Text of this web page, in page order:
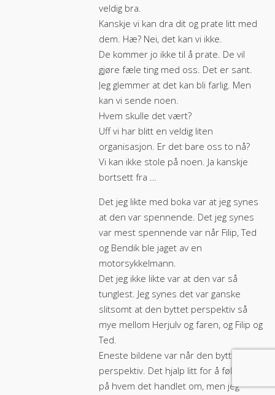
veldig bra.
Kanskje vi kan dra dit og prate litt med
dem. Hæ? Nei, det kan vi ikke.
De kommer jo ikke til å prate. De vil
gjøre fæle ting med oss. Det er sant.
Jeg glemmer at det kan bli farlig. Men
kan vi sende noen.
Hvem skulle det vært?
Uff vi har blitt en veldig liten
organisasjon. Er det bare oss to nå?
Vi kan ikke stole på noen. Ja kanskje
bortsett fra …
Det jeg likte med boka var at jeg synes
at den var spennende. Det jeg synes
var mest spennende var når Filip, Ted
og Bendik ble jaget av en
motorsykkelmann.
Det jeg ikke likte var at den var så
tunglest. Jeg synes det var ganske
slitsomt at den byttet perspektiv så
mye mellom Herjulv og faren, og Filip og
Ted.
Eneste bildene var når den byttet
perspektiv. Det hjalp litt for å følge med
på hvem det handlet om, men jeg